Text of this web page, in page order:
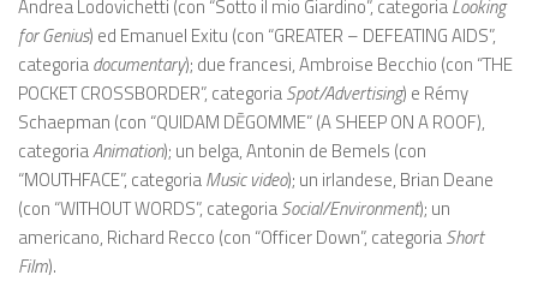
Andrea Lodovichetti (con “Sotto il mio Giardino”, categoriaLooking
for Genius) ed Emanuel Exitu (con “GREATER – DEFEATING AIDS”,
categoriadocumentary); due francesi, Ambroise Becchio (con “THE
POCKET CROSSBORDER”, categoriaSpot/Advertising) e Rémy
Schaepman (con “QUIDAM DĒGOMME” (A SHEEP ON A ROOF),
categoriaAnimation); un belga, Antonin de Bemels (con
“MOUTHFACE”, categoriaMusic video); un irlandese, Brian Deane
(con “WITHOUT WORDS”, categoriaSocial/Environment); un
americano, Richard Recco (con “Officer Down”, categoriaShort
Film).